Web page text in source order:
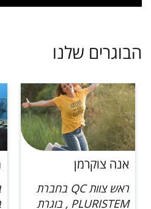
הבוגרים שלנו
מתן ימפולסקי
בוגר תואר ראשון
בביוכימיה מולקולרית